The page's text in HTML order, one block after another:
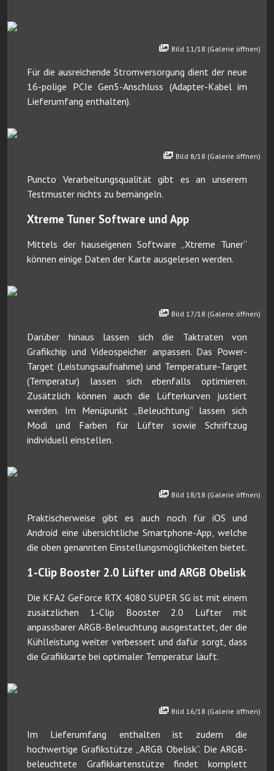
Bild 11/18 (Galerie öffnen)
Für die ausreichende Stromversorgung dient der neue
16-polige PCIe Gen5-Anschluss (Adapter-Kabel im
Lieferumfang enthalten).
Bild 8/18 (Galerie öffnen)
Puncto Verarbeitungsqualität gibt es an unserem
Testmuster nichts zu bemängeln.
Xtreme Tuner Software und App
Mittels der hauseigenen Software „Xtreme Tuner“
können einige Daten der Karte ausgelesen werden.
Bild 17/18 (Galerie öffnen)
Darüber hinaus lassen sich die Taktraten von
Grafikchip und Videospeicher anpassen. Das Power-
Target (Leistungsaufnahme) und Temperature-Target
(Temperatur) lassen sich ebenfalls optimieren.
Zusätzlich können auch die Lüfterkurven justiert
werden. Im Menüpunkt „Beleuchtung“ lassen sich
Modi und Farben für Lüfter sowie Schriftzug
individuell einstellen.
Bild 18/18 (Galerie öffnen)
Praktischerweise gibt es auch noch für iOS und
Android eine übersichtliche Smartphone-App, welche
die oben genannten Einstellungsmöglichkeiten bietet.
1-Clip Booster 2.0 Lüfter und ARGB Obelisk
Die KFA2 GeForce RTX 4080 SUPER SG ist mit einem
zusätzlichen 1-Clip Booster 2.0 Lüfter mit
anpassbarer ARGB-Beleuchtung ausgestattet, der die
Kühlleistung weiter verbessert und dafür sorgt, dass
die Grafikkarte bei optimaler Temperatur läuft.
Bild 16/18 (Galerie öffnen)
Im Lieferumfang enthalten ist zudem die
hochwertige Grafikstütze „ARGB Obelisk“. Die ARGB-
beleuchtete Grafikkartenstütze findet komplett